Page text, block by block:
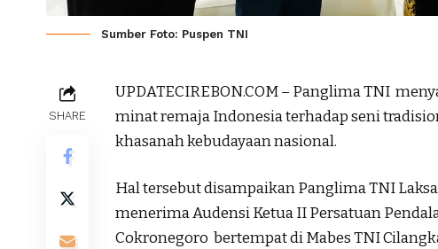
Sumber Foto: Puspen TNI
SHARE
UPDATECIREBON.COM – Panglima TNI
minat remaja Indonesia terhadap seni
khasanah kebudayaan nasional.
Hal tersebut disampaikan Panglima TNI
menerima Audensi Ketua II Persatuan
Cokronegoro bertempat di Mabes TNI